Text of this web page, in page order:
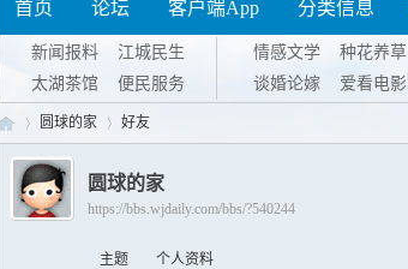
首页 论坛 客户端App 分类信息
新闻报料
江城民生
太湖茶馆
便民服务
情感文学
种花养草
谈婚论嫁
爱看电影
›
圆球的家 好友
圆球的家
https://bbs.wjdaily.com/bbs/?540244
主题 个人资料